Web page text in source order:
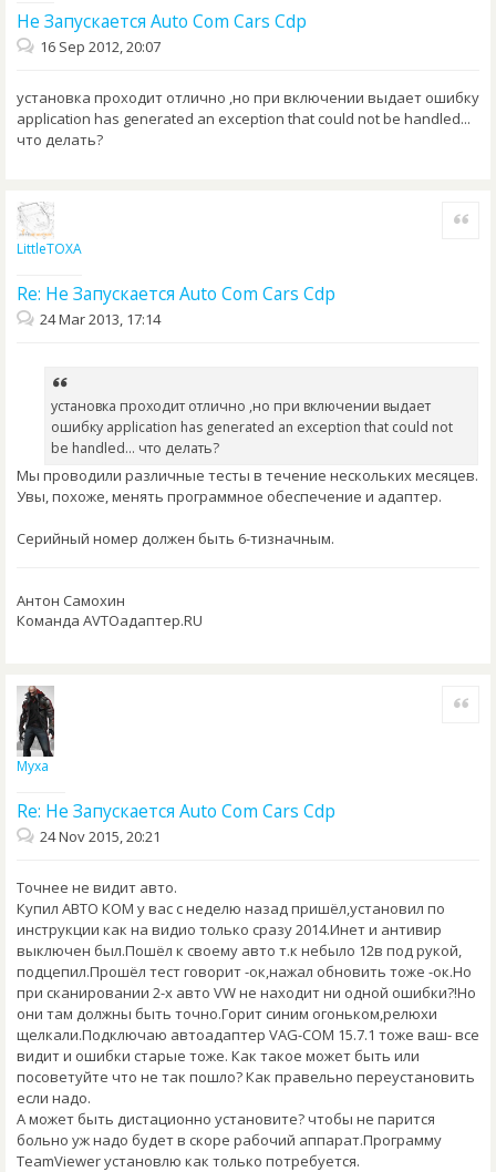
Не Запускается Auto Com Cars Cdp
16 Sep 2012, 20:07
установка проходит отлично ,но при включении выдает ошибку
application has generated an exception that could not be handled...
что делать?
LittleTOXA
Re: Не Запускается Auto Com Cars Cdp
Quote
24 Mar 2013, 17:14
установка проходит отлично ,но при включении выдает
ошибку application has generated an exception that could not
be handled... что делать?
Мы проводили различные тесты в течение нескольких месяцев.
Увы, похоже, менять программное обеспечение и адаптер.
Серийный номер должен быть 6-тизначным.
Антон Самохин
Команда AVTOадаптер.RU
Муха
Re: Не Запускается Auto Com Cars Cdp
Quote
24 Nov 2015, 20:21
Точнее не видит авто.
Купил АВТО КОМ у вас с неделю назад пришёл,установил по
инструкции как на видио только сразу 2014.Инет и антивир
выключен был.Пошёл к своему авто т.к небыло 12в под рукой,
подцепил.Прошёл тест говорит -ок,нажал обновить тоже -ок.Но
при сканировании 2-х авто VW не находит ни одной ошибки?!Но
они там должны быть точно.Горит синим огоньком,релюхи
щелкали.Подключаю автоадаптер VAG-COM 15.7.1 тоже ваш- все
видит и ошибки старые тоже. Как такое может быть или
посоветуйте что не так пошло? Как правельно переустановить
если надо.
А может быть дистационно установите? чтобы не парится
больно уж надо будет в скоре рабочий аппарат.Программу
TeamViewer установлю как только потребуется.